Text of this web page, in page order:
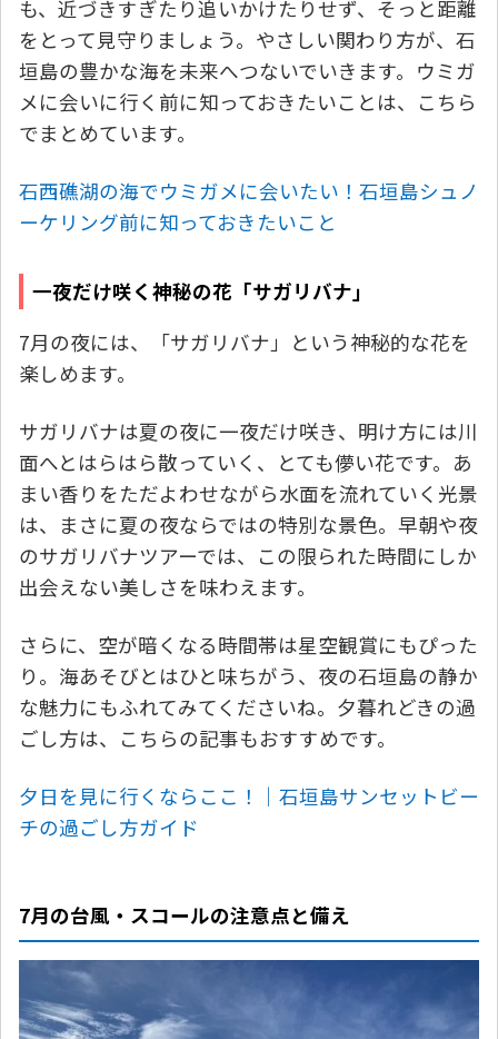
も、近づきすぎたり追いかけたりせず、そっと距離
をとって見守りましょう。やさしい関わり方が、石
垣島の豊かな海を未来へつないでいきます。ウミガ
メに会いに行く前に知っておきたいことは、こちら
でまとめています。
石西礁湖の海でウミガメに会いたい！石垣島シュノ
ーケリング前に知っておきたいこと
一夜だけ咲く神秘の花「サガリバナ」
7月の夜には、「サガリバナ」という神秘的な花を
楽しめます。
サガリバナは夏の夜に一夜だけ咲き、明け方には川
面へとはらはら散っていく、とても儚い花です。あ
まい香りをただよわせながら水面を流れていく光景
は、まさに夏の夜ならではの特別な景色。早朝や夜
のサガリバナツアーでは、この限られた時間にしか
出会えない美しさを味わえます。
さらに、空が暗くなる時間帯は星空観賞にもぴった
り。海あそびとはひと味ちがう、夜の石垣島の静か
な魅力にもふれてみてくださいね。夕暮れどきの過
ごし方は、こちらの記事もおすすめです。
夕日を見に行くならここ！｜石垣島サンセットビー
チの過ごし方ガイド
7月の台風・スコールの注意点と備え